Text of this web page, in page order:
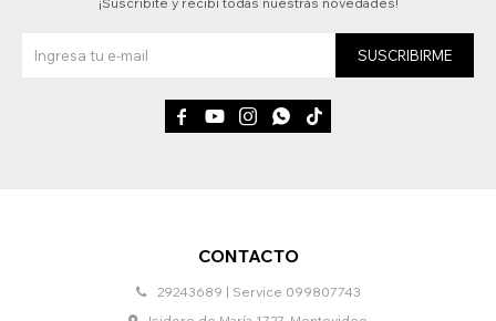
CONTACTO
29243689 | Service 099807743
SUSCRIBIRME
    